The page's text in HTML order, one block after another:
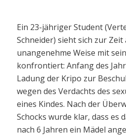
Ein 23-jähriger Student
Schneider) sieht sich zur
unangenehme Weise mit
konfrontiert: Anfang des
Ladung der Kripo zur
wegen des Verdachts des
eines Kindes. Nach der
Schocks wurde klar, dass es
nach 6 Jahren ein Mädel